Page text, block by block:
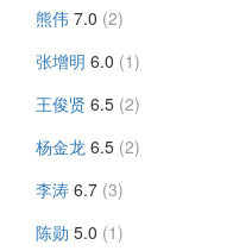
熊伟 7.0 (2)
张增明 6.0 (1)
王俊贤 6.5 (2)
杨金龙 6.5 (2)
李涛 6.7 (3)
陈勋 5.0 (1)